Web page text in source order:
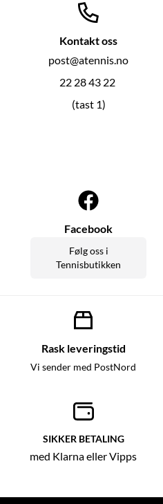
Kontakt oss
post@atennis.no
22 28 43 22
(tast 1)
Facebook
Følg oss i
Tennisbutikken
Rask leveringstid
Vi sender med PostNord
SIKKER BETALING
med Klarna eller Vipps